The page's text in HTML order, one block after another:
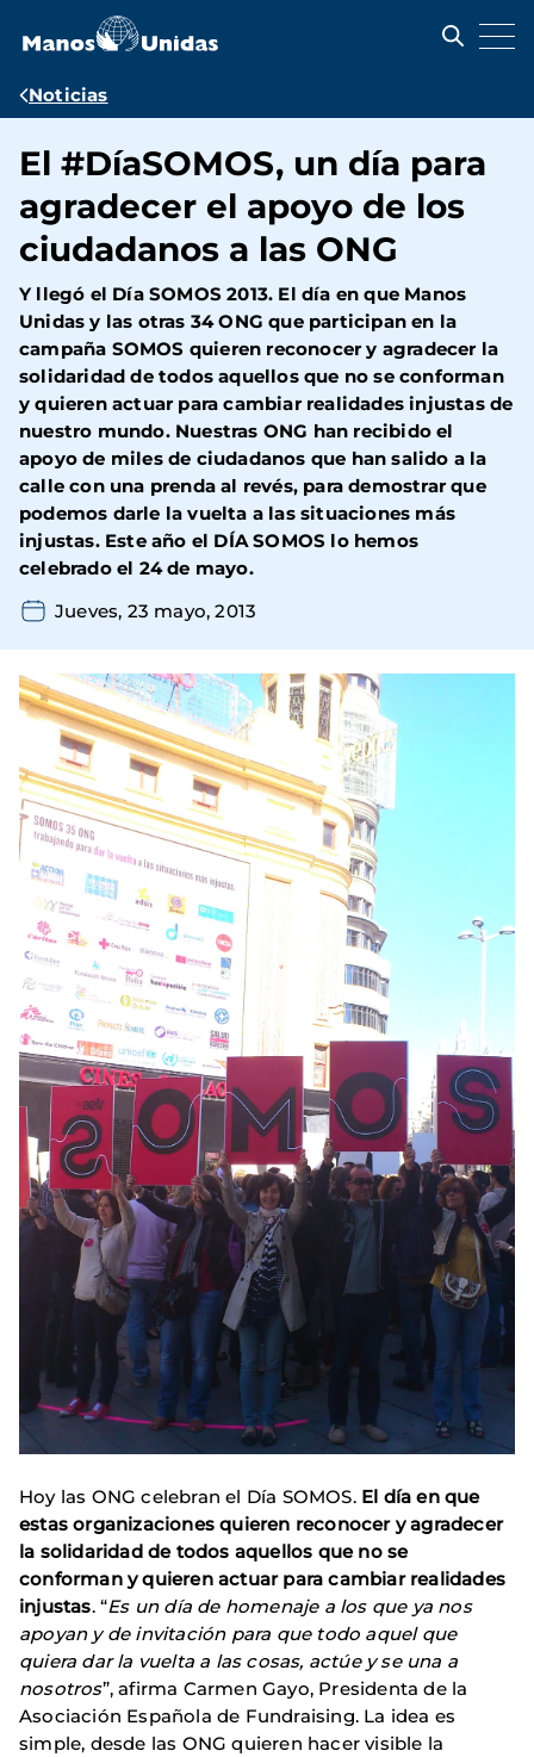
contenido
Ruta
navegación
Noticias
El #DíaSOMOS, un día para
agradecer el apoyo de los
ciudadanos a las ONG
Y llegó el Día SOMOS 2013. El día en que Manos
Unidas y las otras 34 ONG que participan en la
campaña SOMOS quieren reconocer y agradecer la
solidaridad de todos aquellos que no se conforman
y quieren actuar para cambiar realidades injustas de
nuestro mundo. Nuestras ONG han recibido el
apoyo de miles de ciudadanos que han salido a la
calle con una prenda al revés, para demostrar que
podemos darle la vuelta a las situaciones más
injustas. Este año el DÍA SOMOS lo hemos
celebrado el 24 de mayo.
Jueves, 23 mayo, 2013
Hoy las ONG celebran el Día SOMOS. El día en que
estas organizaciones quieren reconocer y agradecer
la solidaridad de todos aquellos que no se
conforman y quieren actuar para cambiar realidades
injustas. “Es un día de homenaje a los que ya nos
apoyan y de invitación para que todo aquel que
quiera dar la vuelta a las cosas, actúe y se una a
nosotros”, afirma Carmen Gayo, Presidenta de la
Asociación Española de Fundraising. La idea es
simple, desde las ONG quieren hacer visible la